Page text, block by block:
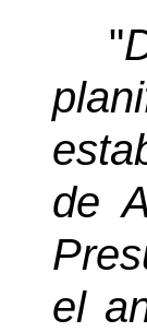
"
de
el